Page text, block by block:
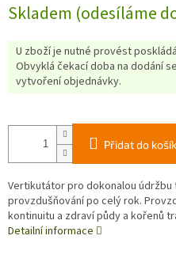
cena:
Skladem (odesíláme
U zboží je nutné provést
Obvyklá čekací doba na dodání
vytvoření objednávky.
Přidat do
Vertikutátor pro dokonalou údržbu
provzdušňování po celý rok.
kontinuitu a zdraví půdy a kořenů
Detailní informace